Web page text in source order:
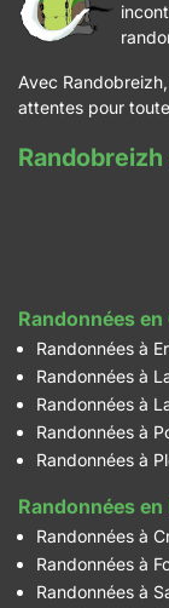
Avec
attentes pour
Randonnées
Randonnées à
Randonnées à
Randonnées à
Randonnées à
Randonnées à
Randonnées
Randonnées à
Randonnées à
Randonnées à